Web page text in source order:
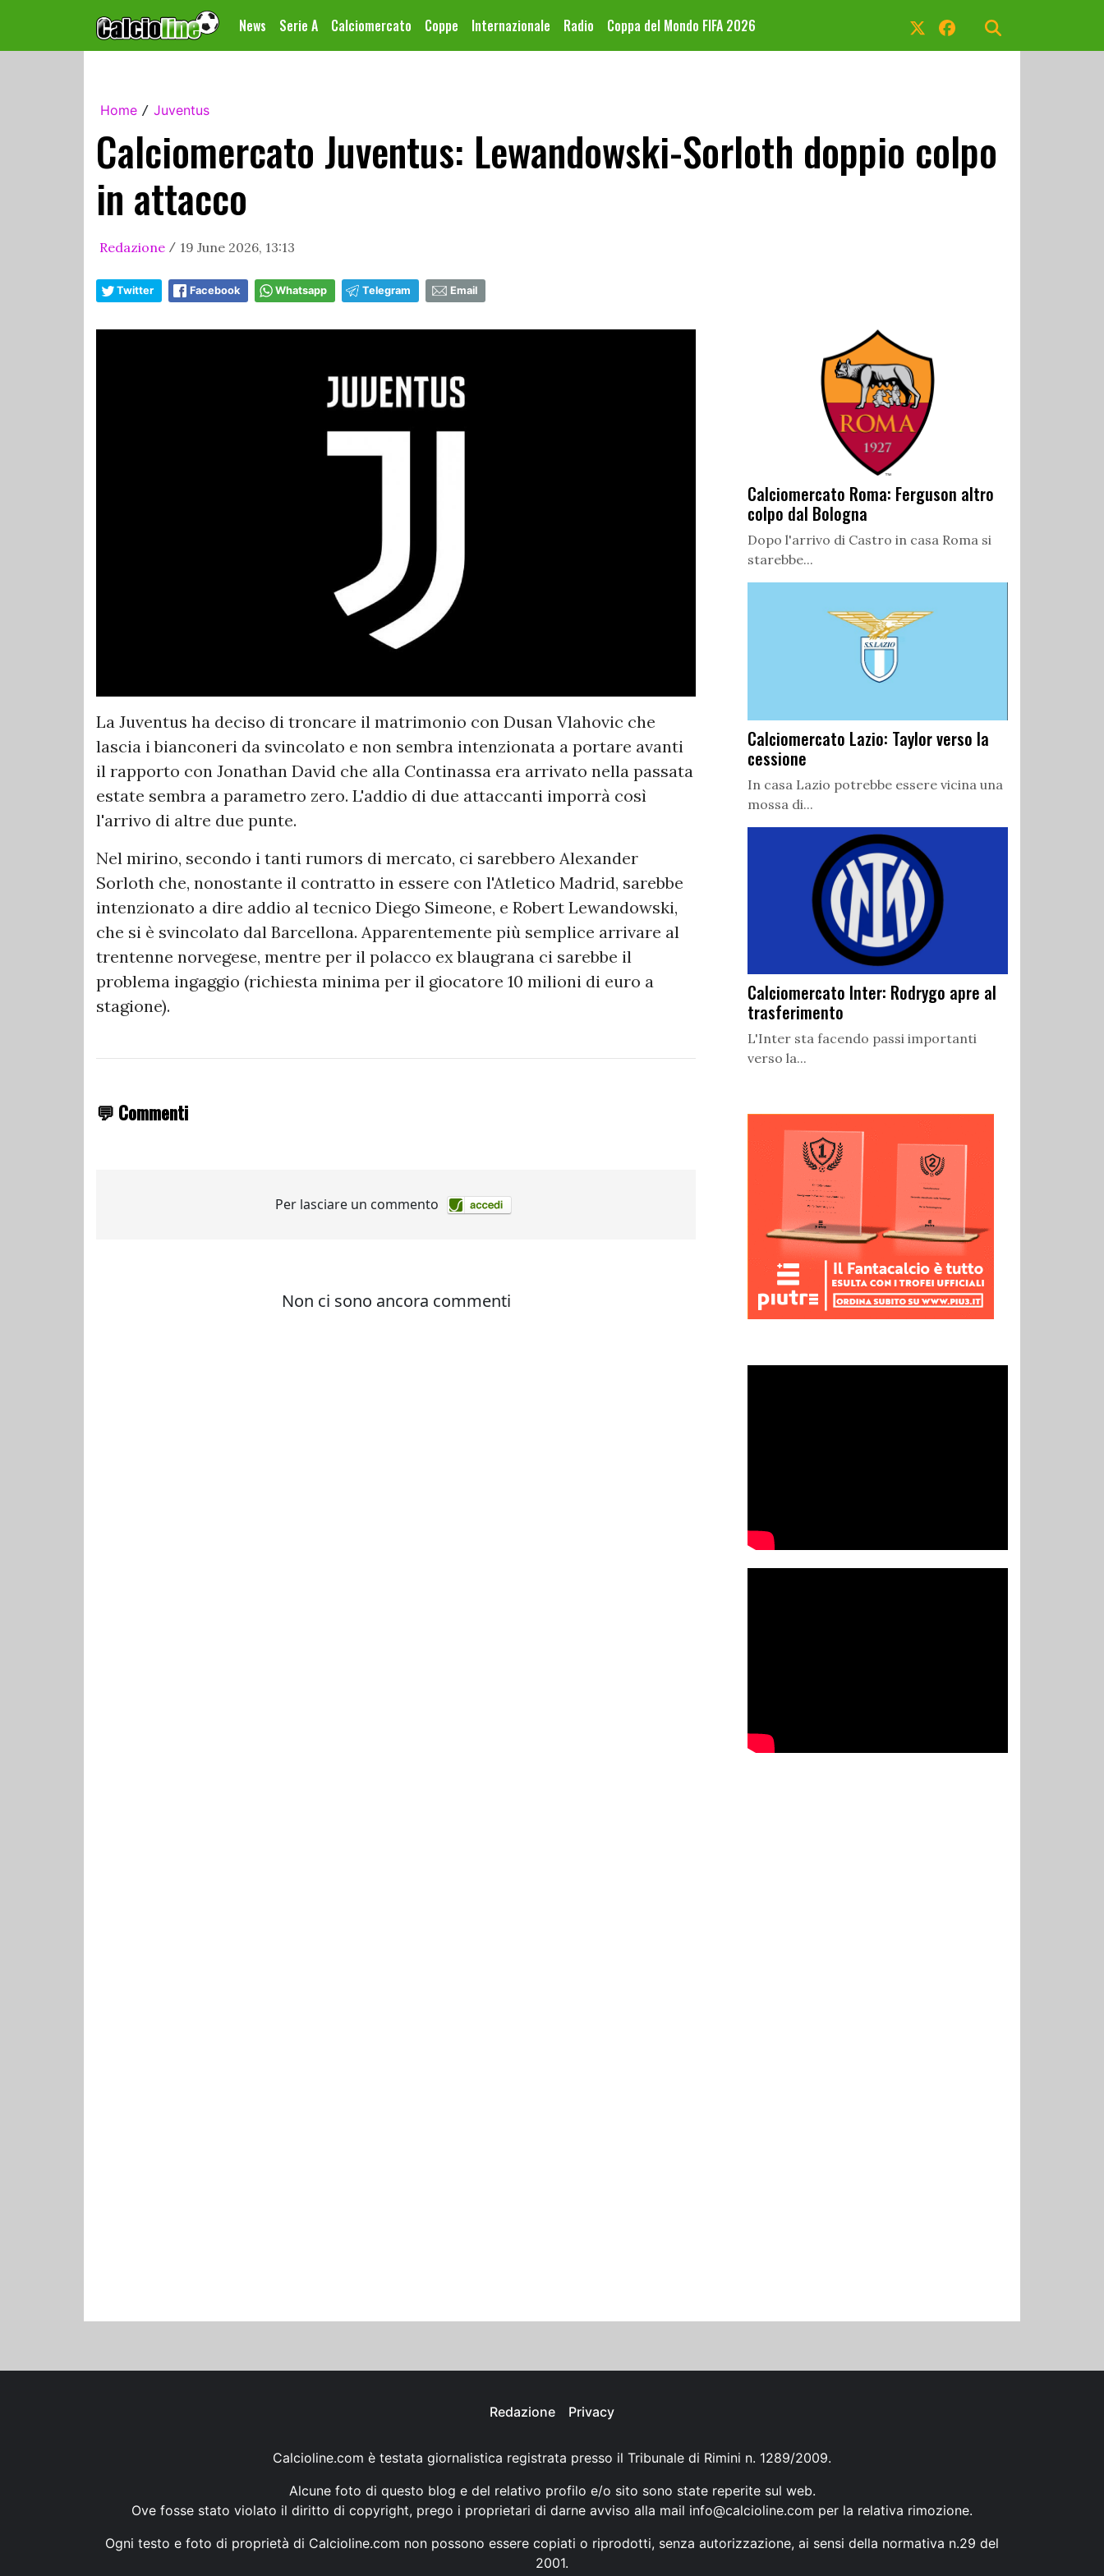
News Serie A Calciomercato Coppe Internazionale Radio Coppa del Mondo FIFA 2026
Home / Juventus
Calciomercato Juventus: Lewandowski-Sorloth doppio colpo
in attacco
Redazione / 19 June 2026, 13:13
Twitter Facebook Whatsapp Telegram Email
La Juventus ha deciso di troncare il matrimonio con Dusan Vlahovic che
lascia i bianconeri da svincolato e non sembra intenzionata a portare avanti
il rapporto con Jonathan David che alla Continassa era arrivato nella passata
estate sembra a parametro zero. L'addio di due attaccanti imporrà così
l'arrivo di altre due punte.
Nel mirino, secondo i tanti rumors di mercato, ci sarebbero Alexander
Sorloth che, nonostante il contratto in essere con l'Atletico Madrid, sarebbe
intenzionato a dire addio al tecnico Diego Simeone, e Robert Lewandowski,
che si è svincolato dal Barcellona. Apparentemente più semplice arrivare al
trentenne norvegese, mentre per il polacco ex blaugrana ci sarebbe il
problema ingaggio (richiesta minima per il giocatore 10 milioni di euro a
stagione).
💬 Commenti
Calciomercato Roma: Ferguson altro
colpo dal Bologna
Dopo l'arrivo di Castro in casa Roma si
starebbe...
Calciomercato Lazio: Taylor verso la
cessione
In casa Lazio potrebbe essere vicina una
mossa di...
Calciomercato Inter: Rodrygo apre al
trasferimento
L'Inter sta facendo passi importanti
verso la...
Redazione Privacy
Calcioline.com è testata giornalistica registrata presso il Tribunale di Rimini n. 1289/2009.
Alcune foto di questo blog e del relativo profilo e/o sito sono state reperite sul web.
Ove fosse stato violato il diritto di copyright, prego i proprietari di darne avviso alla mail info@calcioline.com per la relativa rimozione.
Ogni testo e foto di proprietà di Calcioline.com non possono essere copiati o riprodotti, senza autorizzazione, ai sensi della normativa n.29 del
2001.